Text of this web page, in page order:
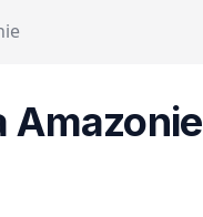
Amazonie